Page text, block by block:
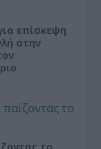
επίσκεψη
στην